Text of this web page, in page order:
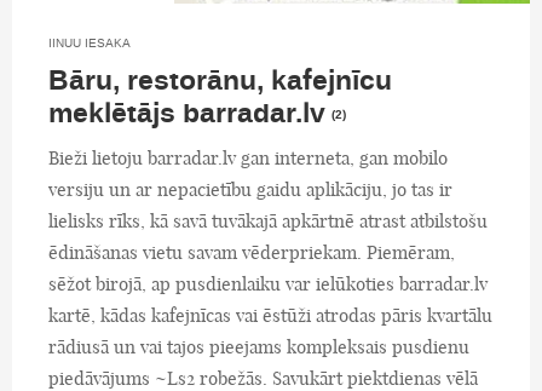
IINUU IESAKA
Bāru, restorānu, kafejnīcu
meklētājs barradar.lv (2)
Bieži lietoju barradar.lv gan interneta, gan mobilo
versiju un ar nepacietību gaidu aplikāciju, jo tas ir
lielisks rīks, kā savā tuvākajā apkārtnē atrast atbilstošu
ēdināšanas vietu savam vēderpriekam. Piemēram,
sēžot birojā, ap pusdienlaiku var ielūkoties barradar.lv
kartē, kādas kafejnīcas vai ēstūži atrodas pāris kvartālu
rādiusā un vai tajos pieejams kompleksais pusdienu
piedāvājums ~Ls2 robežās. Savukārt piektdienas vēlā